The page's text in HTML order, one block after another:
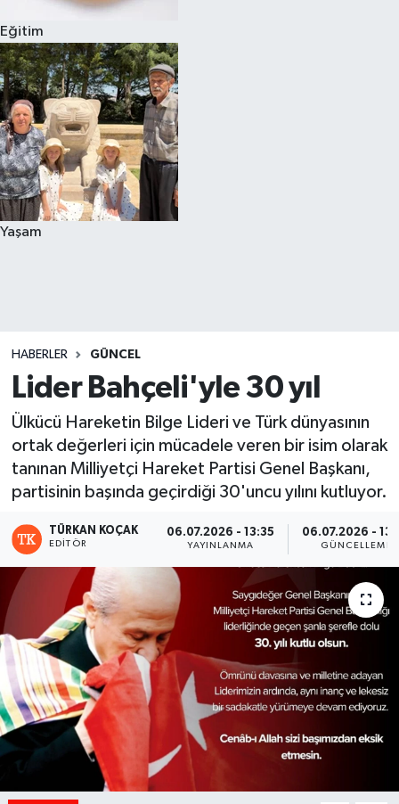
Eğitim
Yaşam
HABERLER GÜNCEL
Lider Bahçeli'yle 30 yıl
Ülkücü Hareketin Bilge Lideri ve Türk dünyasının
ortak değerleri için mücadele veren bir isim olarak
tanınan Milliyetçi Hareket Partisi Genel Başkanı,
partisinin başında geçirdiği 30'uncu yılını kutluyor.
TÜRKAN KOÇAK
EDITÖR
06.07.2026 - 13:35
YAYINLANMA
06.07.2026 -
GÜNCELLEME